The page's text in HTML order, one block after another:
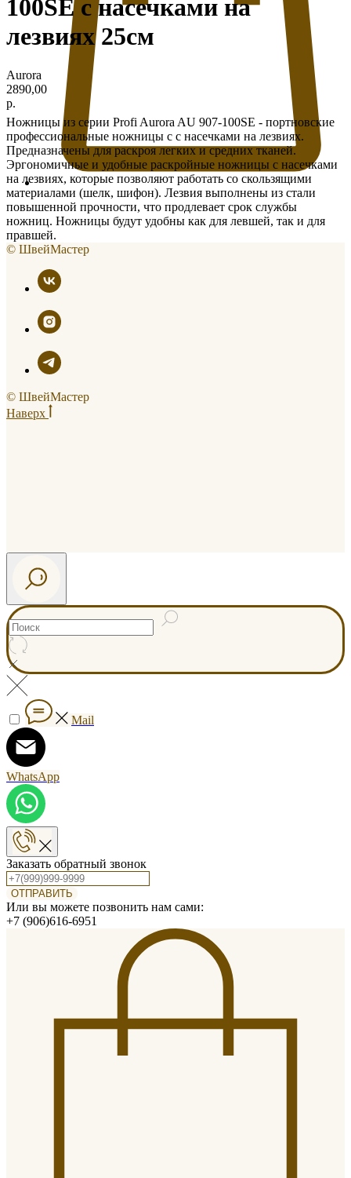
100SE с насечками на
лезвиях 25см
Aurora
2890,00
р.
Ножницы из серии Profi Aurora AU 907-100SE - портновские
профессиональные ножницы с с насечками на лезвиях.
Предназначены для раскроя легких и средних тканей.
Эргономичные и удобные раскройные ножницы с насечками
на лезвиях, которые позволяют работать со скользящими
материалами (шелк, шифон). Лезвия выполнены из стали
повышенной прочности, что продлевает срок службы
ножниц. Ножницы будут удобны как для левшей, так и для
правшей.
© ШвейМастер
© ШвейМастер
Наверх
Mail
WhatsApp
Заказать обратный звонок
ОТПРАВИТЬ
Или вы можете позвонить нам сами:
+7 (906)616-6951